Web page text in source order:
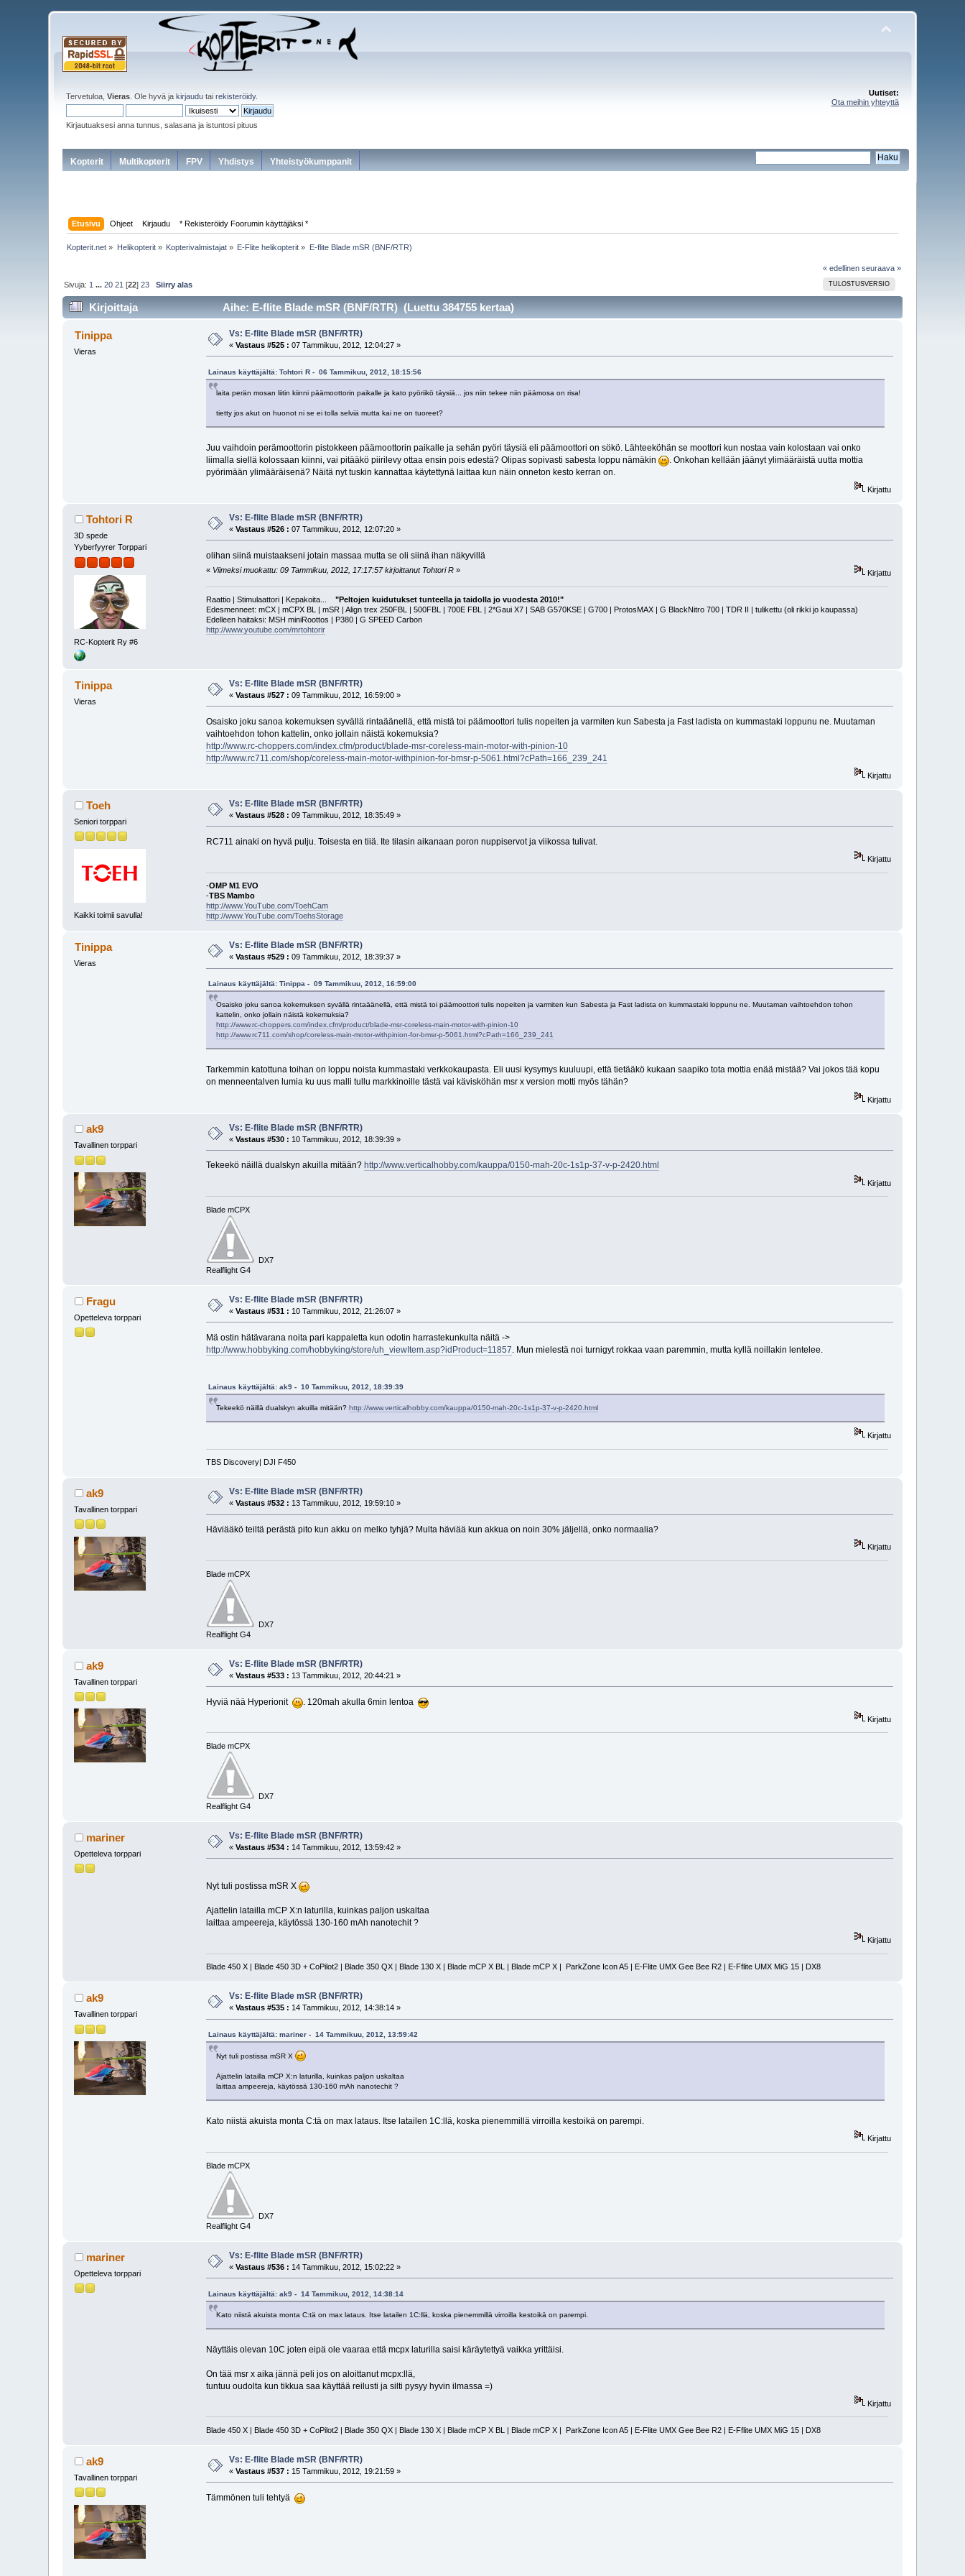
Tervetuloa,Vieras . Ole hyvä jakirjaudu tairekisteröidy.
Kirjautuaksesi anna tunnus, salasana ja istuntosi pituus
Uutiset:
Ota meihin yhteyttä
Kopterit Multikopterit FPV Yhdistys Yhteistyökumppanit
Etusivu Ohjeet Kirjaudu * Rekisteröidy Foorumin käyttäjäksi *
Kopterit.net » Helikopterit» Kopterivalmistajat » E-Flite helikopterit » E-flite Blade mSR (BNF/RTR)
« edellinen seuraava »
TULOSTUSVERSIO
Sivuja: 1 ...20 21 [22]23 Siirry alas
Kirjoittaja Aihe: E-flite Blade mSR (BNF/RTR) (Luettu 384755 kertaa)
Tinippa
Vieras
Vs: E-flite Blade mSR (BNF/RTR)
«Vastaus #525 : 07 Tammikuu, 2012, 12:04:27 »
Lainaus käyttäjältä: Tohtori R - 06 Tammikuu, 2012, 18:15:56
laita perän mosan liitin kiinni päämoottorin paikalle ja kato pyöriikö täysiä... jos niin tekee niin päämosa on risa!
tietty jos akut on huonot ni se ei tolla selviä mutta kai ne on tuoreet?
Juu vaihdoin perämoottorin pistokkeen päämoottorin paikalle ja sehän pyöri täysiä eli päämoottori on sökö. Lähteeköhän se moottori kun nostaa vain kolostaan vai onko
liimalla siellä kolossaan kiinni, vai pitääkö piirilevy ottaa ensin pois edestä? Olipas sopivasti sabesta loppu nämäkin
. Onkohan kellään jäänyt ylimääräistä uutta mottia
pyörimään ylimääräisenä? Näitä nyt tuskin kannattaa käytettynä laittaa kun näin onneton kesto kerran on.
Kirjattu
Tohtori R
3D spede
Yyberfyyrer Torppari
RC-Kopterit Ry #6
Vs: E-flite Blade mSR (BNF/RTR)
«Vastaus #526 : 07 Tammikuu, 2012, 12:07:20 »
olihan siinä muistaakseni jotain massaa mutta se oli siinä ihan näkyvillä
« Viimeksi muokattu: 09 Tammikuu, 2012, 17:17:57 kirjoittanut Tohtori R» Kirjattu
Raattio | Stimulaattori | Kepakoita... "Peltojen kuidutukset tunteella ja taidolla jo vuodesta 2010!"
Edesmenneet: mCX | mCPX BL | mSR | Align trex 250FBL | 500FBL | 700E FBL | 2*Gaui X7 | SAB G570KSE | G700 | ProtosMAX | G BlackNitro 700 | TDR II | tulikettu (oli rikki jo kaupassa)
Edelleen haitaksi: MSH miniRoottos | P380 | G SPEED Carbon
http://www.youtube.com/mrtohtorir
Tinippa
Vieras
Vs: E-flite Blade mSR (BNF/RTR)
«Vastaus #527 : 09 Tammikuu, 2012, 16:59:00 »
Osaisko joku sanoa kokemuksen syvällä rintaäänellä, että mistä toi päämoottori tulis nopeiten ja varmiten kun Sabesta ja Fast ladista on kummastaki loppunu ne. Muutaman
vaihtoehdon tohon kattelin, onko jollain näistä kokemuksia?
http://www.rc-choppers.com/index.cfm/product/blade-msr-coreless-main-motor-with-pinion-10
http://www.rc711.com/shop/coreless-main-motor-withpinion-for-bmsr-p-5061.html?cPath=166_239_241
Kirjattu
Toeh
Seniori torppari
Kaikki toimii savulla!
Vs: E-flite Blade mSR (BNF/RTR)
«Vastaus #528 : 09 Tammikuu, 2012, 18:35:49 »
RC711 ainaki on hyvä pulju. Toisesta en tiiä. Ite tilasin aikanaan poron nuppiservot ja viikossa tulivat.
Kirjattu
-OMP M1 EVO
-TBS Mambo
http://www.YouTube.com/ToehCam
http://www.YouTube.com/ToehsStorage
Tinippa
Vieras
Vs: E-flite Blade mSR (BNF/RTR)
«Vastaus #529 : 09 Tammikuu, 2012, 18:39:37 »
Lainaus käyttäjältä: Tinippa - 09 Tammikuu, 2012, 16:59:00
Osaisko joku sanoa kokemuksen syvällä rintaäänellä, että mistä toi päämoottori tulis nopeiten ja varmiten kun Sabesta ja Fast ladista on kummastaki loppunu ne. Muutaman vaihtoehdon tohon
kattelin, onko jollain näistä kokemuksia?
http://www.rc-choppers.com/index.cfm/product/blade-msr-coreless-main-motor-with-pinion-10
http://www.rc711.com/shop/coreless-main-motor-withpinion-for-bmsr-p-5061.html?cPath=166_239_241
Tarkemmin katottuna toihan on loppu noista kummastaki verkkokaupasta. Eli uusi kysymys kuuluupi, että tietääkö kukaan saapiko tota mottia enää mistää? Vai jokos tää kopu
on menneentalven lumia ku uus malli tullu markkinoille tästä vai kävisköhän msr x version motti myös tähän?
Kirjattu
ak9
Tavallinen torppari
Vs: E-flite Blade mSR (BNF/RTR)
«Vastaus #530 : 10 Tammikuu, 2012, 18:39:39 »
Tekeekö näillä dualskyn akuilla mitään? http://www.verticalhobby.com/kauppa/0150-mah-20c-1s1p-37-v-p-2420.html
Kirjattu
Blade mCPX
DX7
Realflight G4
Fragu
Opetteleva torppari
Vs: E-flite Blade mSR (BNF/RTR)
«Vastaus #531 : 10 Tammikuu, 2012, 21:26:07 »
Mä ostin hätävarana noita pari kappaletta kun odotin harrastekunkulta näitä ->
http://www.hobbyking.com/hobbyking/store/uh_viewItem.asp?idProduct=11857 . Mun mielestä noi turnigyt rokkaa vaan paremmin, mutta kyllä noillakin lentelee.
Lainaus käyttäjältä: ak9 - 10 Tammikuu, 2012, 18:39:39
Tekeekö näillä dualskyn akuilla mitään? http://www.verticalhobby.com/kauppa/0150-mah-20c-1s1p-37-v-p-2420.html
Kirjattu
TBS Discovery| DJI F450
ak9
Tavallinen torppari
Vs: E-flite Blade mSR (BNF/RTR)
«Vastaus #532 : 13 Tammikuu, 2012, 19:59:10 »
Häviääkö teiltä perästä pito kun akku on melko tyhjä? Multa häviää kun akkua on noin 30% jäljellä, onko normaalia?
Kirjattu
Blade mCPX
DX7
Realflight G4
ak9
Tavallinen torppari
Vs: E-flite Blade mSR (BNF/RTR)
«Vastaus #533 : 13 Tammikuu, 2012, 20:44:21 »
Hyviä nää Hyperionit . 120mah akulla 6min lentoa
Kirjattu
Blade mCPX
DX7
Realflight G4
mariner
Opetteleva torppari
Vs: E-flite Blade mSR (BNF/RTR)
«Vastaus #534 : 14 Tammikuu, 2012, 13:59:42 »
Nyt tuli postissa mSR X
Ajattelin latailla mCP X:n laturilla, kuinkas paljon uskaltaa
laittaa ampeereja, käytössä 130-160 mAh nanotechit ?
Kirjattu
Blade 450 X | Blade 450 3D + CoPilot2 | Blade 350 QX | Blade 130 X | Blade mCP X BL | Blade mCP X | ParkZone Icon A5 | E-Flite UMX Gee Bee R2 | E-Fflite UMX MiG 15 | DX8
ak9
Tavallinen torppari
Vs: E-flite Blade mSR (BNF/RTR)
«Vastaus #535 : 14 Tammikuu, 2012, 14:38:14 »
Lainaus käyttäjältä: mariner - 14 Tammikuu, 2012, 13:59:42
Nyt tuli postissa mSR X
Ajattelin latailla mCP X:n laturilla, kuinkas paljon uskaltaa
laittaa ampeereja, käytössä 130-160 mAh nanotechit ?
Kato niistä akuista monta C:tä on max lataus. Itse latailen 1C:llä, koska pienemmillä virroilla kestoikä on parempi.
Kirjattu
Blade mCPX
DX7
Realflight G4
mariner
Opetteleva torppari
Vs: E-flite Blade mSR (BNF/RTR)
«Vastaus #536 : 14 Tammikuu, 2012, 15:02:22 »
Lainaus käyttäjältä: ak9 - 14 Tammikuu, 2012, 14:38:14
Kato niistä akuista monta C:tä on max lataus. Itse latailen 1C:llä, koska pienemmillä virroilla kestoikä on parempi.
Näyttäis olevan 10C joten eipä ole vaaraa että mcpx laturilla saisi käräytettyä vaikka yrittäisi.
On tää msr x aika jännä peli jos on aloittanut mcpx:llä,
tuntuu oudolta kun tikkua saa käyttää reilusti ja silti pysyy hyvin ilmassa =)
Kirjattu
Blade 450 X | Blade 450 3D + CoPilot2 | Blade 350 QX | Blade 130 X | Blade mCP X BL | Blade mCP X | ParkZone Icon A5 | E-Flite UMX Gee Bee R2 | E-Fflite UMX MiG 15 | DX8
ak9
Tavallinen torppari
Vs: E-flite Blade mSR (BNF/RTR)
«Vastaus #537 : 15 Tammikuu, 2012, 19:21:59 »
Tämmönen tuli tehtyä